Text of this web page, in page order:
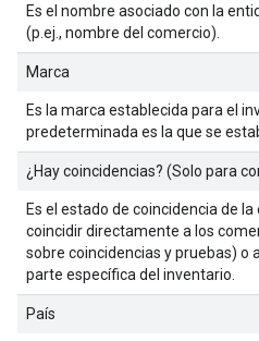
Es el nombre asociado con la
(p.ej., nombre del comercio).
Marca
Es la marca establecida para el
predeterminada es la que se
¿Hay coincidencias? (Solo para
Es el estado de coincidencia de
coincidir directamente a los
sobre coincidencias y pruebas) o
parte específica del inventario.
País